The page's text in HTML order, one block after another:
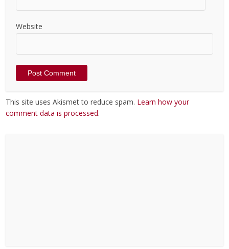
Website
This site uses Akismet to reduce spam. Learn how your
comment data is processed.